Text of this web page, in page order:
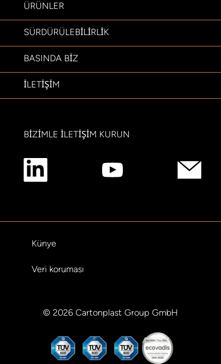
ÜRÜNLER
SÜRDÜRÜLEBILIRLIK
BASINDA BIZ
ILETIŞIM
BIZIMLE ILETIŞIM KURUN
Künye
Veri koruması
© 2026 Cartonplast Group GmbH